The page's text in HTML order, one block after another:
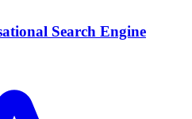
Search Engine